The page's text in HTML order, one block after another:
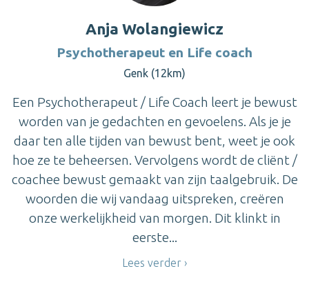
Anja Wolangiewicz
Psychotherapeut en Life coach
Genk (12km)
Een Psychotherapeut / Life Coach leert je bewust
worden van je gedachten en gevoelens. Als je je
daar ten alle tijden van bewust bent, weet je ook
hoe ze te beheersen. Vervolgens wordt de cliënt /
coachee bewust gemaakt van zijn taalgebruik. De
woorden die wij vandaag uitspreken, creëren
onze werkelijkheid van morgen. Dit klinkt in
eerste...
Lees verder